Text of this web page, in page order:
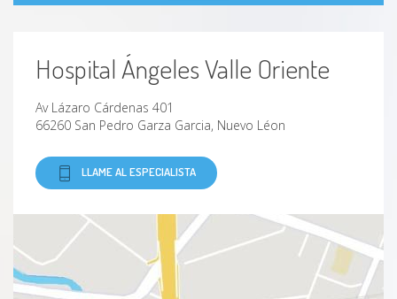
Hospital Ángeles Valle Oriente
Av Lázaro Cárdenas 401
66260 San Pedro Garza Garcia, Nuevo Léon
LLAME AL ESPECIALISTA